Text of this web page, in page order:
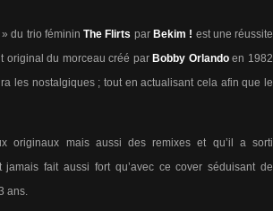
du trio fémininThe Flirts par Bekim ! est une réussite
original du morceau créé par Bobby Orlandoen 1982
les nostalgiques ; tout en actualisant cela afin que le
originaux mais aussi des remixes et qu’il a sorti
jamais fait aussi fort qu’avec ce cover séduisant de
ans.